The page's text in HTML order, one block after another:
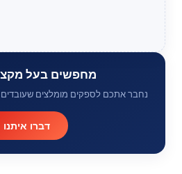
מחפשים בעל
נחבר אתכם לספקים מומלצים
דברו איתנו